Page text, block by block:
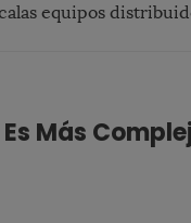
equipos
Más